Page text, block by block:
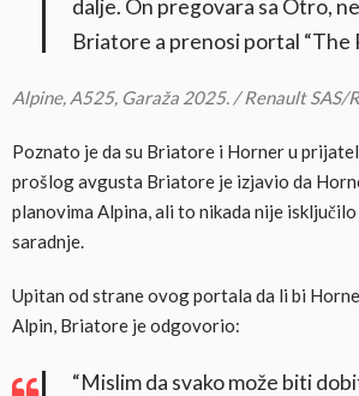
dalje. On pregovara sa Otro, ne
Briatore a prenosi portal “The
Alpine, A525, Garaža 2025. / Renault SAS/
Poznato je da su Briatore i Horner u
prošlog avgusta Briatore je izjavio da
planovima Alpina, ali to nikada nije
saradnje.
Upitan od strane ovog portala da li bi
Alpin, Briatore je odgovorio:
“Mislim da svako može biti